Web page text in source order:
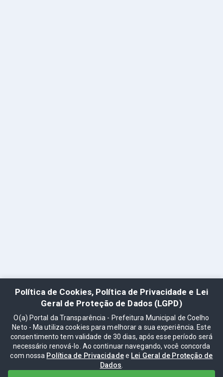
Política de Cookies, Política de Privacidade e Lei
Geral de Proteção de Dados (LGPD)
O(a) Portal da Transparência - Prefeitura Municipal de Coelho
Neto - Ma utiliza cookies para melhorar a sua experiência. Este
consentimento tem validade de 30 dias, após esse período será
necessário renová-lo. Ao continuar navegando, você concorda
com nossa Política de Privacidadee Lei Geral de Proteção de
Dados